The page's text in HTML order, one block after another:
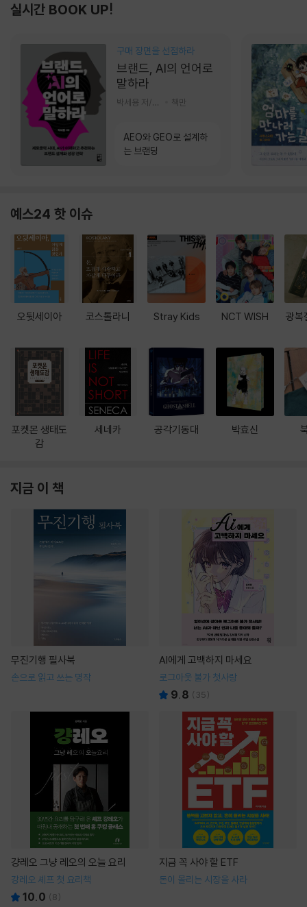
실시간 BOOK UP!
구매 장면을 선점하라
브랜드, AI의 언어로
말하라
책만
AEO와 GEO로 설계하
는 브랜딩
예스24 핫 이슈
오뒷세이아
포켓몬 생태도
감
코스톨라니
세네카
Stray Kids
공각기동대
NCT WISH
박효신
광복
지금 이 책
무진기행 필사북
손으로 읽고 쓰는 명작
AI에게 고백하지 마세요
로그아웃 불가 첫사랑
9.8 ( 35)
걍레오 그냥 레오의 오늘 요리
강레오 셰프 첫 요리책
10.0 (8)
지금 꼭 사야 할 ETF
돈이 몰리는 시장을 사라